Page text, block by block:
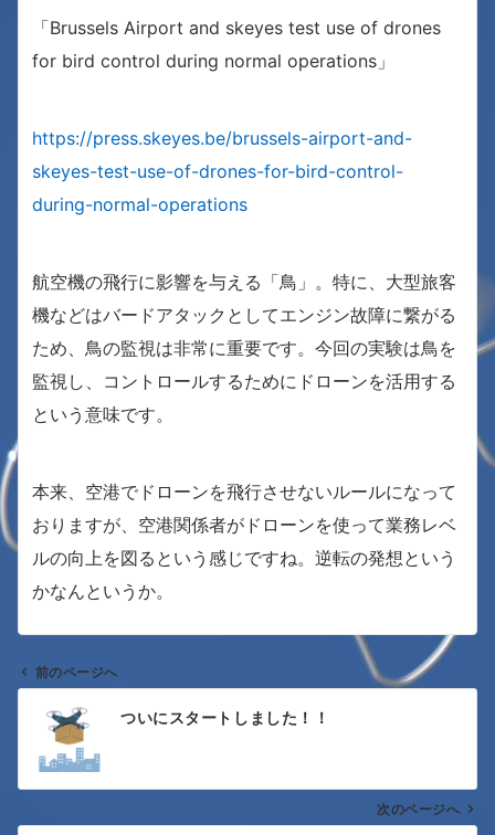
「Brussels Airport and skeyes test use of drones
for bird control during normal operations」
https://press.skeyes.be/brussels-airport-and-
skeyes-test-use-of-drones-for-bird-control-
during-normal-operations
航空機の飛行に影響を与える「鳥」。特に、大型旅客
機などはバードアタックとしてエンジン故障に繋がる
ため、鳥の監視は非常に重要です。今回の実験は鳥を
監視し、コントロールするためにドローンを活用する
という意味です。
本来、空港でドローンを飛行させないルールになって
おりますが、空港関係者がドローンを使って業務レベ
ルの向上を図るという感じですね。逆転の発想という
かなんというか。
ナ
ビ
前のページへ
ついにスタートしました！！
次のページへ